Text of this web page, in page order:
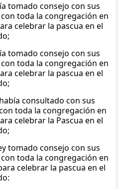
tomado consejo con sus
toda la congregación en
celebrar la pascua en el
tomado consejo con sus
toda la congregación en
celebrar la pascua en el
consultado con sus
toda la congregación en
celebrar la Pascua en el
tomado consejo con sus
toda la congregación en
celebrar la pascua en el